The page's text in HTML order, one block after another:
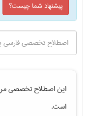
پیشنهاد شما چیست؟
این اصطلاح تخصصی
است.